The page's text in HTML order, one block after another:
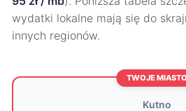
wydatki lokalne mają się do
innych regionów.
TWOJE MIASTO
Kutno